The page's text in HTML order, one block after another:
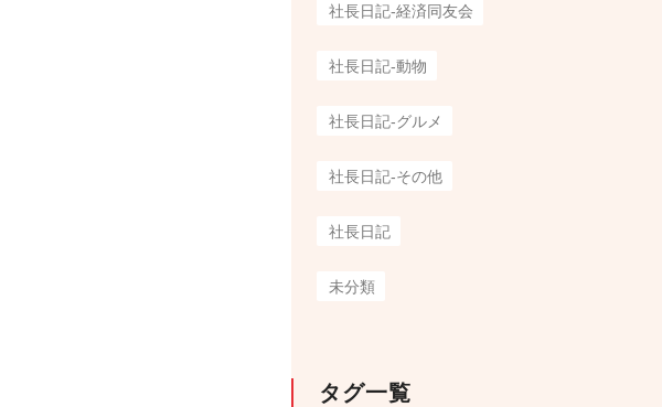
社長日記-経済同友会
社長日記-動物
社長日記-グルメ
社長日記-その他
社長日記
未分類
タグ一覧